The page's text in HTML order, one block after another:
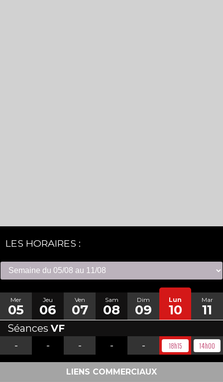
LES HORAIRES :
Mer
05
Jeu
06
Ven
07
Sam
08
Dim
09
Lun
10
Mar
11
Séances VF
-
- - - - 18h15 14h00
LIENS COMMERCIAUX